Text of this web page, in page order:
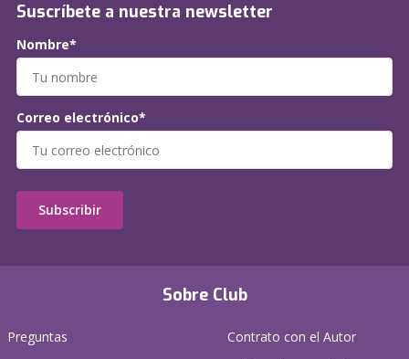
Sobre Club
Preguntas
Contrato con el Autor
Suscríbete a nuestra newsletter
Nombre*
Correo electrónico*
Subscribir